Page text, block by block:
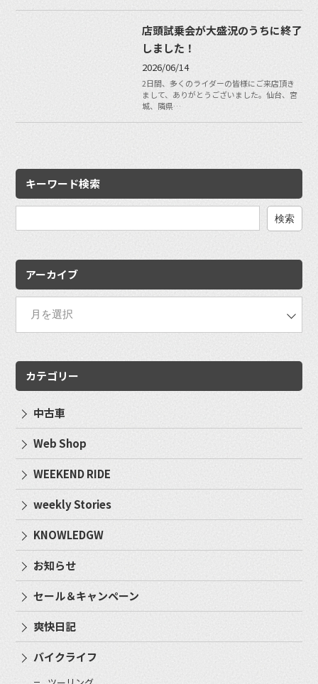
店頭試乗会が大盛況のうちに終了
しました！
2026/06/14
2日間、多くのライダーの皆様にご来店頂き
まして、ありがとうございました。仙台、宮
城、隣県…
キーワード検索
アーカイブ
カテゴリー
中古車
Web Shop
WEEKEND RIDE
weekly Stories
KNOWLEDGW
お知らせ
セール＆キャンペーン
爽快日記
バイクライフ